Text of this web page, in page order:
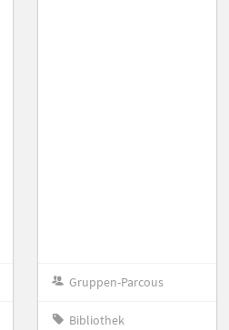
Gruppen-Parcous
Bibliothek